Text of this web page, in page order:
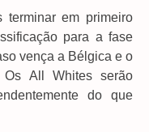
em primeiro
para a fase
vença a Bélgica e o
All Whites serão
do que